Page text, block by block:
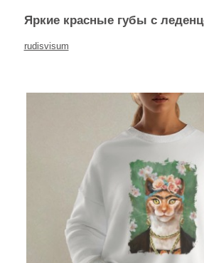
Яркие красные губы с леденцом
rudisvisum